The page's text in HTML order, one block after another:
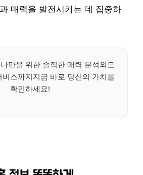
매력을 발전시키는 데 집중하
나만을 위한 솔직한 매력 분석외모
스까지지금 바로 당신의 가치를
확인하세요!